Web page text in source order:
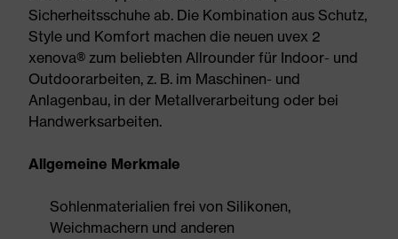
Sicherheitsschuhe ab. Die Kombination aus Schutz,
Style und Komfort machen die neuen uvex 2
xenova® zum beliebten Allrounder für Indoor- und
Outdoorarbeiten, z. B. im Maschinen- und
Anlagenbau, in der Metallverarbeitung oder bei
Handwerksarbeiten.
Allgemeine Merkmale
Sohlenmaterialien frei von Silikonen,
Weichmachern und anderen